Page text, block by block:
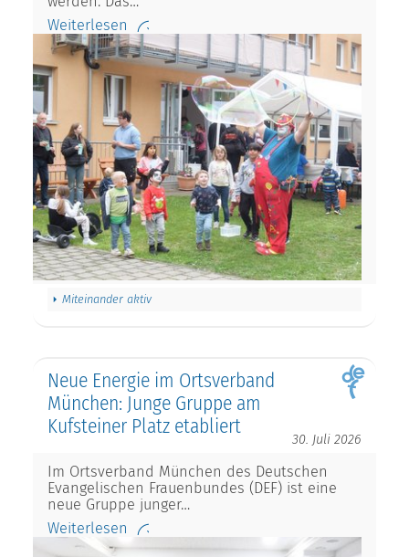
Weiterlesen
Miteinander aktiv
Neue Energie im Ortsverband
München: Junge Gruppe am
Kufsteiner Platz etabliert
30. Juli 2026
Im Ortsverband München des Deutschen
Evangelischen Frauenbundes (DEF) ist eine
neue Gruppe junger…
Weiterlesen